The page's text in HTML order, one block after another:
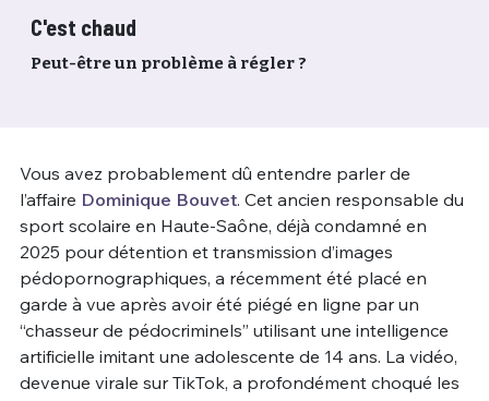
C'est chaud
Peut-être un problème à régler ?
Vous avez probablement dû entendre parler de
l’affaire Dominique Bouvet. Cet ancien responsable du
sport scolaire en Haute-Saône, déjà condamné en
2025 pour détention et transmission d’images
pédopornographiques, a récemment été placé en
garde à vue après avoir été piégé en ligne par un
“chasseur de pédocriminels” utilisant une intelligence
artificielle imitant une adolescente de 14 ans. La vidéo,
devenue virale sur TikTok, a profondément choqué les
PASSWORD*
MOT DE PASSE Mot de passe perdu ?
CONNEXION
Ma propre sélection
Un Thread
C'EST PARTI